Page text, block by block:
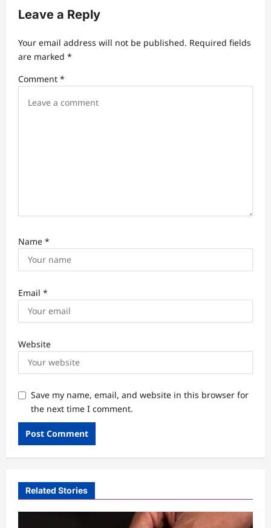
v
g
t
Leave a Reply
Your email address will not be published. Required fields
are marked *
Comment *
Name *
Email *
Website
Save my name, email, and website in this browser for
the next time I comment.
Related Stories